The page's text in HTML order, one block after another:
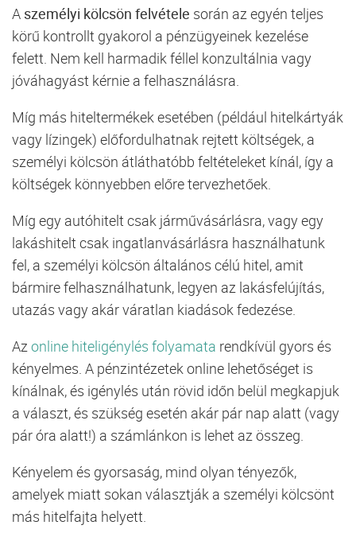
A személyi kölcsön felvétele során az egyén teljes
körű kontrollt gyakorol a pénzügyeinek kezelése
felett. Nem kell harmadik féllel konzultálnia vagy
jóváhagyást kérnie a felhasználásra.
Míg más hiteltermékek esetében (például hitelkártyák
vagy lízingek) előfordulhatnak rejtett költségek, a
személyi kölcsön átláthatóbb feltételeket kínál, így a
költségek könnyebben előre tervezhetőek.
Míg egy autóhitelt csak járművásárlásra, vagy egy
lakáshitelt csak ingatlanvásárlásra használhatunk
fel, a személyi kölcsön általános célú hitel, amit
bármire felhasználhatunk, legyen az lakásfelújítás,
utazás vagy akár váratlan kiadások fedezése.
Az online hiteligénylés folyamata rendkívül gyors és
kényelmes. A pénzintézetek online lehetőséget is
kínálnak, és igénylés után rövid időn belül megkapjuk
a választ, és szükség esetén akár pár nap alatt (vagy
pár óra alatt!) a számlánkon is lehet az összeg.
Kényelem és gyorsaság, mind olyan tényezők,
amelyek miatt sokan választják a személyi kölcsönt
más hitelfajta helyett.